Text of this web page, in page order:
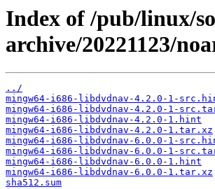
Index of /pub/linux/
archive/20221123/
../
mingw64-i686-libdvdnav-4.2.0-1-
mingw64-i686-libdvdnav-4.2.0-1-
mingw64-i686-libdvdnav-4.2.0-1.hint
mingw64-i686-libdvdnav-4.2.0-1.tar.xz
mingw64-i686-libdvdnav-6.0.0-1-
mingw64-i686-libdvdnav-6.0.0-1-
mingw64-i686-libdvdnav-6.0.0-1.hint
mingw64-i686-libdvdnav-6.0.0-1.tar.xz
sha512.sum